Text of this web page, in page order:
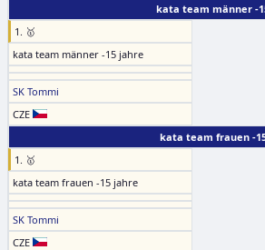
kata team männer -
1. 🥇
kata team männer -15 jahre
SK Tommi
CZE
kata team frauen -
1. 🥇
kata team frauen -15 jahre
SK Tommi
CZE